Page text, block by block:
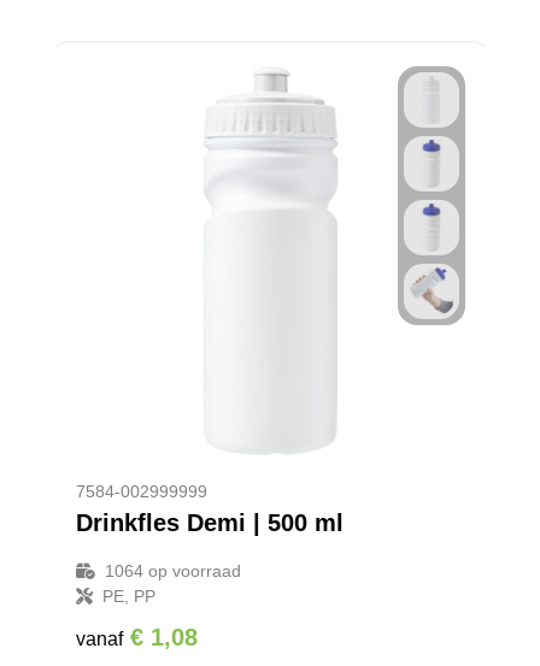
7584-002999999
Drinkfles Demi | 500 ml
1064op voorraad
PE, PP
vanaf € 1,08